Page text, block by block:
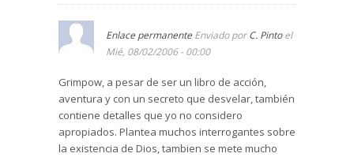
Enlace permanente Enviado porC. Pintoel
Mié, 08/02/2006 - 00:00
Grimpow, a pesar de ser un libro de acción,
aventura y con un secreto que desvelar, también
contiene detalles que yo no considero
apropiados. Plantea muchos interrogantes sobre
la existencia de Dios, tambien se mete mucho